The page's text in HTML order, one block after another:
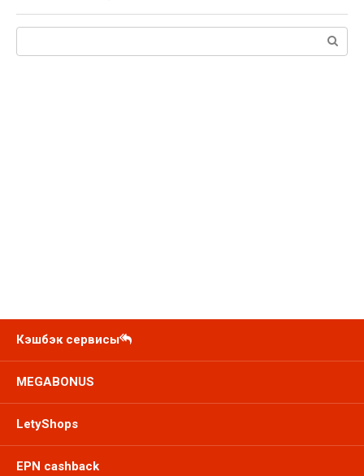
Поиск:
Кэшбэк сервисы
MEGABONUS
LetyShops
EPN cashback